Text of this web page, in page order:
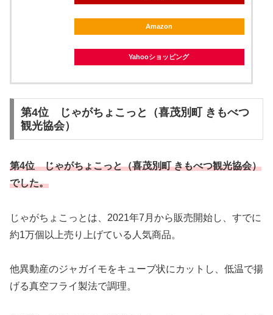
Amazon
Yahooショッピング
第4位 じゃがちょこっと（喜茂別町 きもべつ
観光協会）
第4位 じゃがちょこっと（喜茂別町 きもべつ観光協会）
でした。
じゃがちょこっとは、2021年7月から販売開始し、すでに
約1万個以上売り上げている人気商品。
他異動産のジャガイモをキューブ状にカットし、低温で揚
げる真空フライ製法で調理。